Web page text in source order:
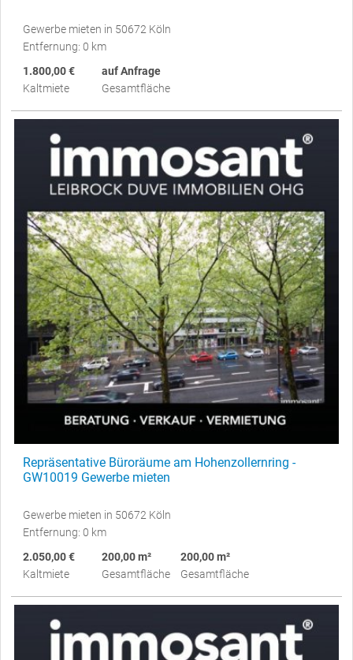
Gewerbe mieten in 50672 Köln
Entfernung: 0 km
1.800,00 €
Kaltmiete
auf Anfrage
Gesamtfläche
Repräsentative Büroräume am Hohenzollernring -
GW10019 Gewerbe mieten
Gewerbe mieten in 50672 Köln
Entfernung: 0 km
2.050,00 €
Kaltmiete
200,00 m²
Gesamtfläche
200,00 m²
Gesamtfläche